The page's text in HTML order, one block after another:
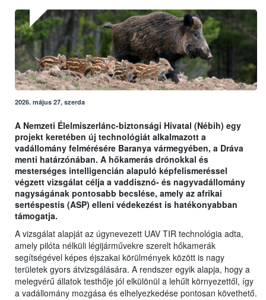
2026. május 27, szerda
A Nemzeti Élelmiszerlánc-biztonsági Hivatal (Nébih) egy
projekt keretében új technológiát alkalmazott a
vadállomány felmérésére Baranya vármegyében, a Dráva
menti határzónában. A hőkamerás drónokkal és
mesterséges intelligencián alapuló képfelismeréssel
végzett vizsgálat célja a vaddisznó- és nagyvadállomány
nagyságának pontosabb becslése, amely az afrikai
sertéspestis (ASP) elleni védekezést is hatékonyabban
támogatja.
A vizsgálat alapját az úgynevezett UAV TIR technológia adta,
amely pilóta nélküli légijárművekre szerelt hőkamerák
segítségével képes éjszakai körülmények között is nagy
területek gyors átvizsgálására. A rendszer egyik alapja, hogy a
melegvérű állatok testhője jól elkülönül a lehűlt környezettől, így
a vadállomány mozgása és elhelyezkedése pontosan követhető.